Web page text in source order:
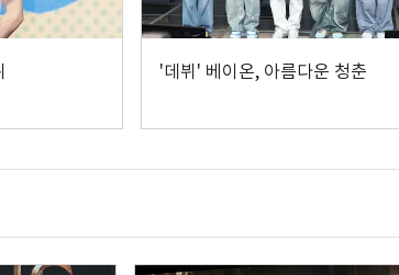
'데뷔' 베이온, 아름다운 청춘